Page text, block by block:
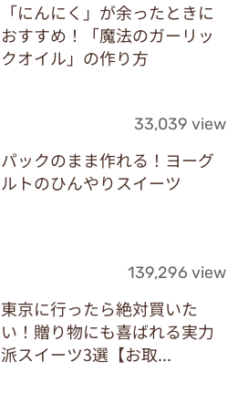
「にんにく」が余ったときに
おすすめ！「魔法のガーリッ
クオイル」の作り方
33,039 view
パックのまま作れる！ヨーグ
ルトのひんやりスイーツ
139,296 view
東京に行ったら絶対買いた
い！贈り物にも喜ばれる実力
派スイーツ3選【お取...